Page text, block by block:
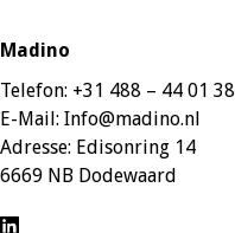
Madino
Telefon: +31 488 – 44 01 38
E-Mail: Info@madino.nl
Adresse: Edisonring 14
6669 NB Dodewaard